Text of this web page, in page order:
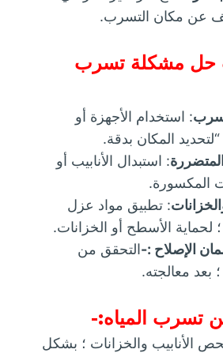
عن مكان التسرب.
حل مشكلة تسرب
: استخدام الأجهزة أو
المكان بدقة.
المتضررة: استبدال الأنابيب أو
المكسورة.
: تطبيق مواد عزل
لحماية الأسطح أو الخزانات.
الإصلاح :-التحقق من
بعد معالجته.
تسرب المياه:-
الأنابيب والخزانات ؛ بشكل